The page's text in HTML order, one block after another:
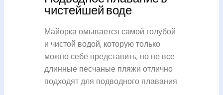
чистейшей воде
Майорка омывается самой голубой
и чистой водой, которую только
можно себе представить, но не все
длинные песчаные пляжи отлично
подходят для подводного плавания.